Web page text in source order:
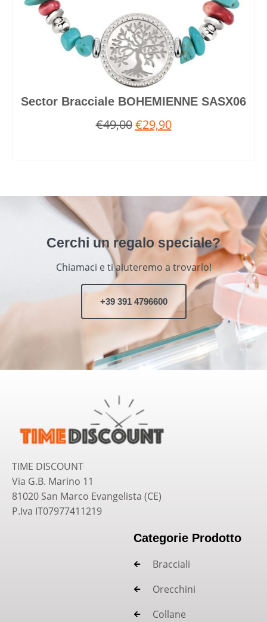
Sector Bracciale BOHEMIENNE SASX06
€49,00 €29,90
Cerchi un regalo speciale?
Chiamaci e ti aiuteremo a trovarlo!
+39 391 4796600
TIME DISCOUNT
Via G.B. Marino 11
81020 San Marco Evangelista (CE)
P.Iva IT07977411219
Categorie Prodotto
Bracciali
Orecchini
Collane